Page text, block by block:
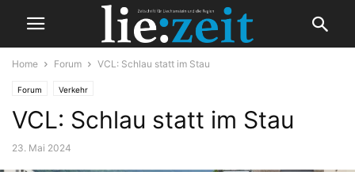
Home Forum VCL: Schlau statt im Stau
Forum Verkehr
VCL: Schlau statt im Stau
23. Mai 2024